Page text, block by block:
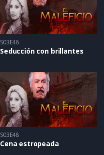
S03E46
Seducción con brillantes
S03E48
Cena estropeada